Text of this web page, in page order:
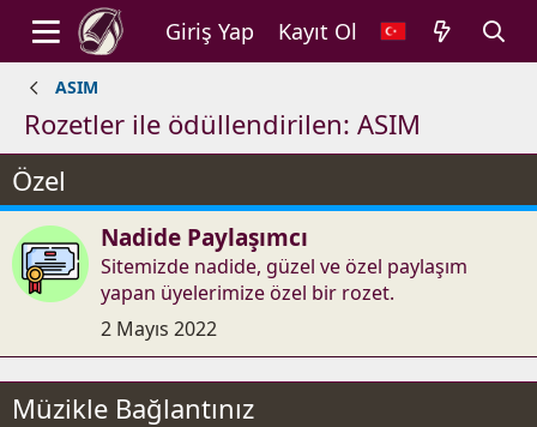
Giriş Yap Kayıt Ol
ASIM
Rozetler ile ödüllendirilen: ASIM
Özel
Nadide Paylaşımcı
Sitemizde nadide, güzel ve özel paylaşım
yapan üyelerimize özel bir rozet.
2 Mayıs 2022
Müzikle Bağlantınız